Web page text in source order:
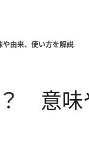
由来、使い方を解説
？ 意